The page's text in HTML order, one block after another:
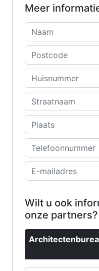
Meer
Wilt u ook
onze partners?